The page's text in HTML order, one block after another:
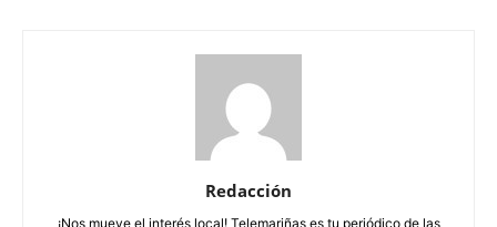
Redacción
¡Nos mueve el interés local! Telemariñas es tu periódico de las